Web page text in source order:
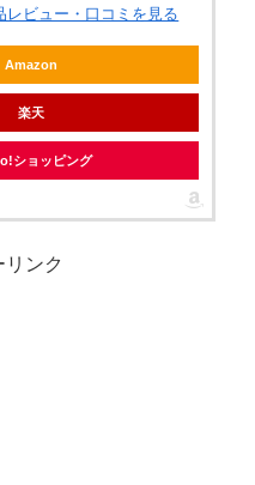
レビュー・口コミを見る
Amazon
楽天
ショッピング
リンク